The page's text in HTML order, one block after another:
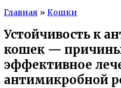
Главная » Кошки
Устойчивость к
кошек —
эффективное
антимикробной